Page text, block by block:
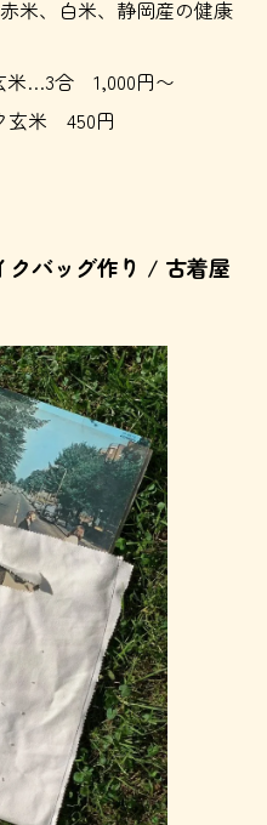
米、白米、静岡産の健康
米…3合 1,000円〜
玄米 450円
バッグ作り / 古着屋